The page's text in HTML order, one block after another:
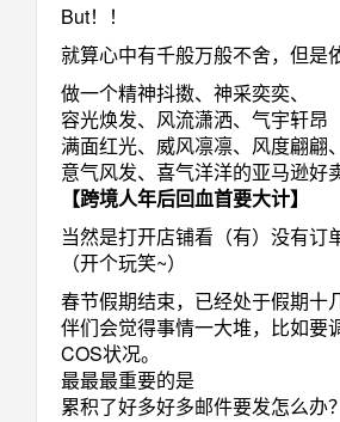
But！！
就算心中有千般万般不舍，但是
做一个精神抖擞、神采奕奕、
容光焕发、风流潇洒、气宇轩昂
满面红光、威风凛凛、风度翩翩
意气风发、喜气洋洋的亚马逊好
【跨境人年后回血首要大计】
当然是打开店铺看（有）没有订
（开个玩笑~）
春节假期结束，已经处于假期十
伴们会觉得事情一大堆，比如要
COS状况。
最最最重要的是
累积了好多好多邮件要发怎么办